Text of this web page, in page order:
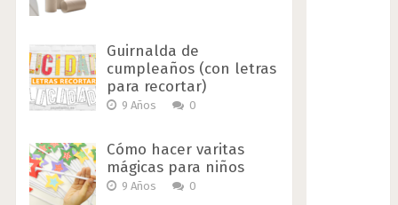
Guirnalda de
cumpleaños (con letras
para recortar)
9 Años 0
Cómo hacer varitas
mágicas para niños
9 Años 0